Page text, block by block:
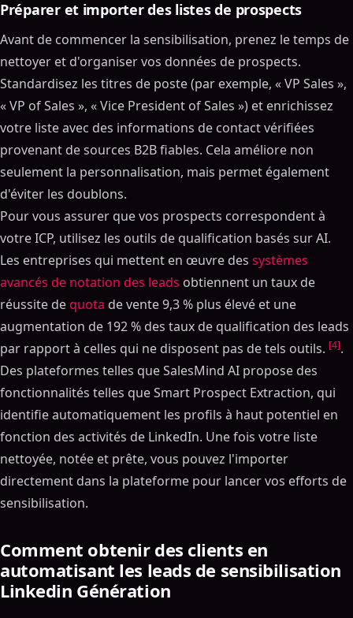
Préparer et importer des listes de prospects
Avant de commencer la sensibilisation, prenez le temps de
nettoyer et d'organiser vos données de prospects.
Standardisez les titres de poste (par exemple, « VP Sales »,
« VP of Sales », « Vice President of Sales ») et enrichissez
votre liste avec des informations de contact vérifiées
provenant de sources B2B fiables. Cela améliore non
seulement la personnalisation, mais permet également
d'éviter les doublons.
Pour vous assurer que vos prospects correspondent à
votre ICP, utilisez les outils de qualification basés sur AI.
Les entreprises qui mettent en œuvre des systèmes
avancés de notation des leads obtiennent un taux de
réussite dequota de vente 9,3 % plus élevé et une
augmentation de 192 % des taux de qualification des leads
par rapport à celles qui ne disposent pas de tels outils. [4].
Des plateformes telles que SalesMind AI propose des
fonctionnalités telles que Smart Prospect Extraction, qui
identifie automatiquement les profils à haut potentiel en
fonction des activités de LinkedIn. Une fois votre liste
nettoyée, notée et prête, vous pouvez l'importer
directement dans la plateforme pour lancer vos efforts de
sensibilisation.
Comment obtenir des clients en
automatisant les leads de sensibilisation
Linkedin Génération